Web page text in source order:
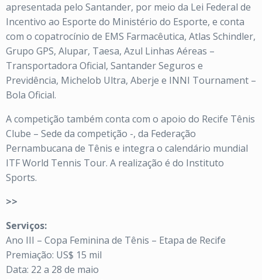
apresentada pelo Santander, por meio da Lei Federal de
Incentivo ao Esporte do Ministério do Esporte, e conta
com o copatrocínio de EMS Farmacêutica, Atlas Schindler,
Grupo GPS, Alupar, Taesa, Azul Linhas Aéreas –
Transportadora Oficial, Santander Seguros e
Previdência, Michelob Ultra, Aberje e INNI Tournament –
Bola Oficial.
A competição também conta com o apoio do Recife Tênis
Clube – Sede da competição -, da Federação
Pernambucana de Tênis e integra o calendário mundial
ITF World Tennis Tour. A realização é do Instituto
Sports.
>>
Serviços:
Ano III – Copa Feminina de Tênis – Etapa de Recife
Premiação: US$ 15 mil
Data: 22 a 28 de maio